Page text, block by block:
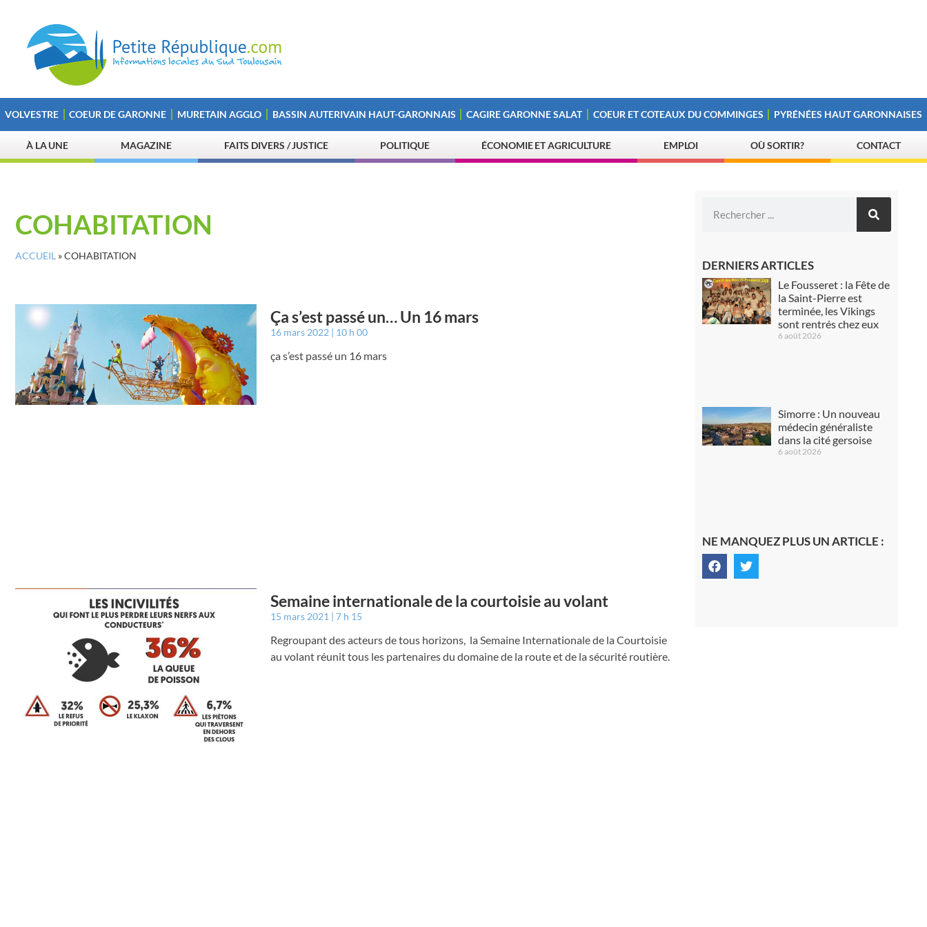
VOLVESTRE COEUR DE GARONNE MURETAIN AGGLO BASSIN AUTERIVAIN HAUT-GARONNAIS CAGIRE GARONNE SALAT COEUR ET COTEAUX DU COMMINGES PYRÉNÉES HAUT GARONNAISES
À LA UNE MAGAZINE FAITS DIVERS / JUSTICE POLITIQUE ÉCONOMIE ET AGRICULTURE EMPLOI OÙ SORTIR? CONTACT
COHABITATION
ACCUEIL »COHABITATION
Ça s’est passé un… Un 16 mars
16 mars 2022 10 h 00
ça s’est passé un 16 mars
Semaine internationale de la courtoisie au volant
15 mars 2021 7 h 15
Regroupant des acteurs de tous horizons, la Semaine Internationale de la Courtoisie
au volant réunit tous les partenaires du domaine de la route et de la sécurité routière.
DERNIERS ARTICLES
Le Fousseret : la Fête de
la Saint-Pierre est
terminée, les Vikings
sont rentrés chez eux
6 août 2026
Simorre : Un nouveau
médecin généraliste
dans la cité gersoise
6 août 2026
NE MANQUEZ PLUS UN ARTICLE :